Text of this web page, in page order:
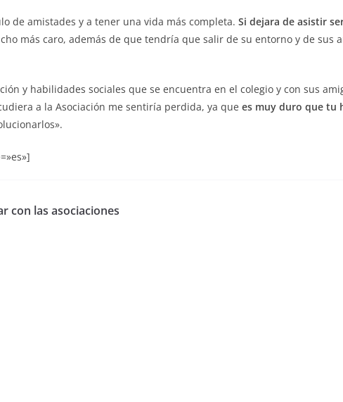
de amistades y a tener una vida más completa. Si dejara de asistir
más caro, además de que tendría que salir de su entorno y de sus
y habilidades sociales que se encuentra en el colegio y con sus
a la Asociación me sentiría perdida, ya que es muy duro que tu
con las asociaciones